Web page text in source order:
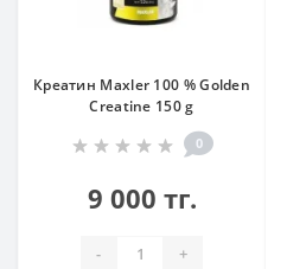
Креатин Maxler 100 % Golden
Creatine 150 g
0
9 000 тг.
- +